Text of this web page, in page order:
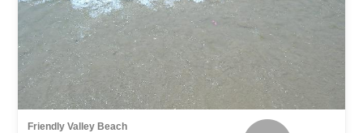
Friendly Valley Beach